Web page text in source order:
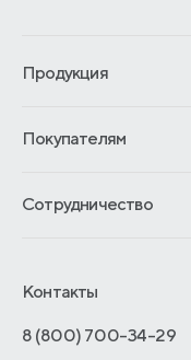
Продукция
Гарантии
Отзывы покупателей
Покупателям
Обмен и возврат
Адреса магазинов
Договор-оферты
Сотрудничество
Отельерам
Контакты
8 (800) 700-34-29